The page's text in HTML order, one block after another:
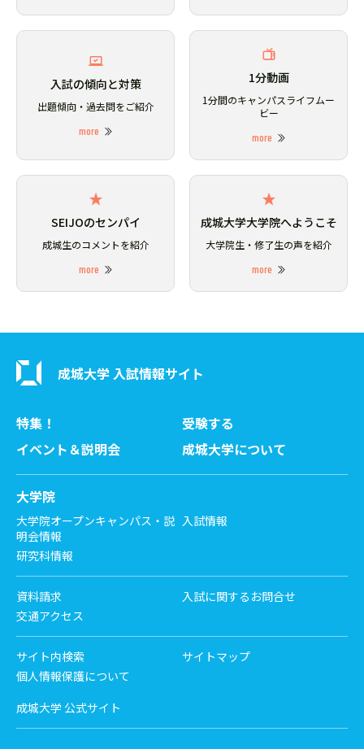
入試の傾向と対策
出題傾向・過去問をご紹介
more
1分動画
1分間のキャンパスライフムー
ビー
more
SEIJOのセンパイ
成城生のコメントを紹介
more
成城大学大学院へようこそ
大学院生・修了生の声を紹介
more
成城大学 入試情報サイト
特集！
受験する
イベント＆説明会
成城大学について
大学院
大学院オープンキャンパス・説
明会情報
入試情報
研究科情報
資料請求
入試に関するお問合せ
交通アクセス
サイト内検索
サイトマップ
個人情報保護について
成城大学 公式サイト